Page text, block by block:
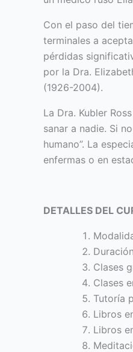
Con el paso del
terminales a
pérdidas
por la Dra.
(1926-2004).
La Dra. Kubler
sanar a nadie. Si
humano”. La
enfermas o en
DETALLES DEL
Clases
Clases
Tutoría
Libros
Libros